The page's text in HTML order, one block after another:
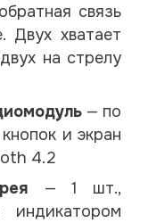
связь
Двух хватает
на стрелу
— по
и экран
4.2
— 1 шт.,